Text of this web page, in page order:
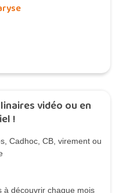
vidéo ou en
!
Cadhoc, CB, virement ou
à découvrir chaque mois